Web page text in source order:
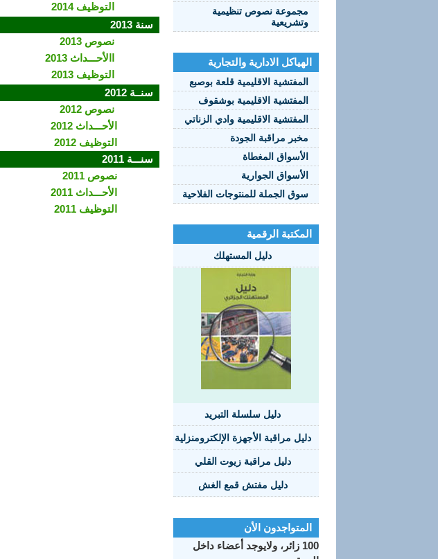
مجموعة نصوص تنظيمية
وتشريعية
الهياكل الادارية والتجارية
المفتشية الاقليمية قلعة بوصبع
المفتشية الاقليمية بوشقوف
المفتشية الاقليمية وادي الزناتي
مخبر مراقبة الجودة
الأسواق المغطاة
الأسواق الجوارية
سوق الجملة للمنتوجات الفلاحية
المكتبة الرقمية
دليل المستهلك
دليل سلسلة التبريد
دليل مراقبة الأجهزة الإلكترومنزلية
دليل مراقبة زيوت القلي
دليل مفتش قمع الغش
المتواجدون الأن
100 زائر، ولايوجد أعضاء داخل
التوظيف 2014
سنة 2013
نصوص 2013
الأحـــداث 2013
التوظيف 2013
سنــة 2012
نصوص 2012
الأحـــداث 2012
التوظيف 2012
سنـــة 2011
نصوص 2011
الأحـــداث 2011
التوظيف 2011